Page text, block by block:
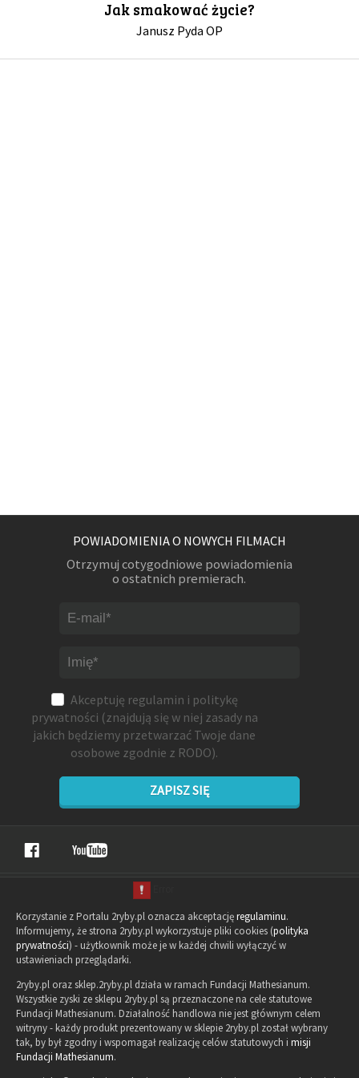
Jak smakować życie?
Janusz Pyda OP
POWIADOMIENIA O NOWYCH FILMACH
Otrzymuj cotygodniowe powiadomienia
o ostatnich premierach.
Akceptuję regulamin i politykę
prywatności (znajdują się w niej zasady na
jakich będziemy przetwarzać Twoje dane
osobowe zgodnie z RODO).
ZAPISZ SIĘ
Korzystanie z Portalu 2ryby.pl oznacza akceptacjęregulaminu.
Informujemy, że strona 2ryby.pl wykorzystuje pliki cookies (polityka
prywatności) - użytkownik może je w każdej chwili wyłączyć w
ustawieniach przeglądarki.
2ryby.pl oraz sklep.2ryby.pl działa w ramach Fundacji Mathesianum.
Wszystkie zyski ze sklepu 2ryby.pl są przeznaczone na cele statutowe
Fundacji Mathesianum. Działalność handlowa nie jest głównym celem
witryny - każdy produkt prezentowany w sklepie 2ryby.pl został wybrany
tak, by był zgodny i wspomagał realizację celów statutowych i misji
Fundacji Mathesianum.